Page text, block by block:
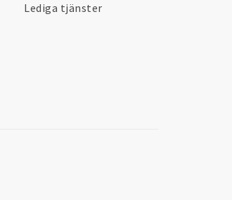
Lediga tjänster